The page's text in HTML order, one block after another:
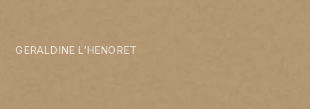
GERALDINE L’HENORET